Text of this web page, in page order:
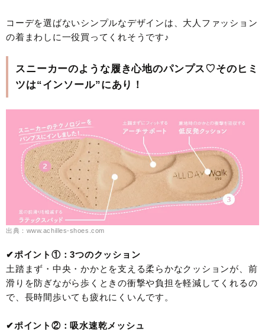
コーデを選ばないシンプルなデザインは、大人ファッション
の着まわしに一役買ってくれそうです♪
スニーカーのような履き心地のパンプス♡そのヒミ
ツは“インソール”にあり！
出典：www.achilles-shoes.com
✔︎ポイント①：3つのクッション
土踏まず・中央・かかとを支える柔らかなクッションが、前
滑りを防ぎながら歩くときの衝撃や負担を軽減してくれるの
で、長時間歩いても疲れにくいんです。
✔︎ポイント②：吸水速乾メッシュ